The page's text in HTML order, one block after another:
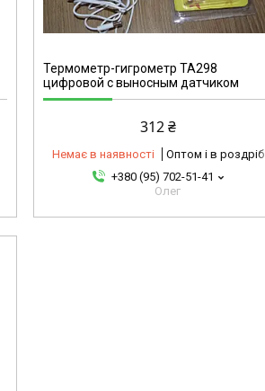
Термометр-гигрометр TA298
цифровой c выносным датчиком
312 ₴
Немає в наявності
Оптом і в роздріб
+380 (95) 702-51-41
Олег